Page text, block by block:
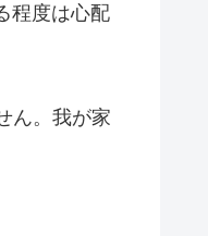
程度は心配
ん。我が家